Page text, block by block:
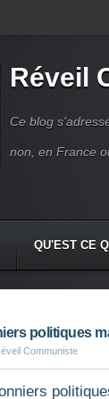
Réveil
Ce blog
non, en France
QU'EST CE
politiques
Communiste